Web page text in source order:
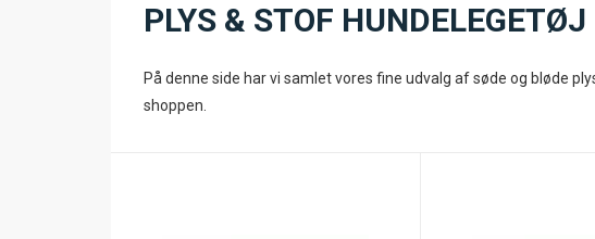
PLYS & STOF HUNDELEGETØJ
På denne side har vi samlet vores fine udvalg af søde og bløde
shoppen.